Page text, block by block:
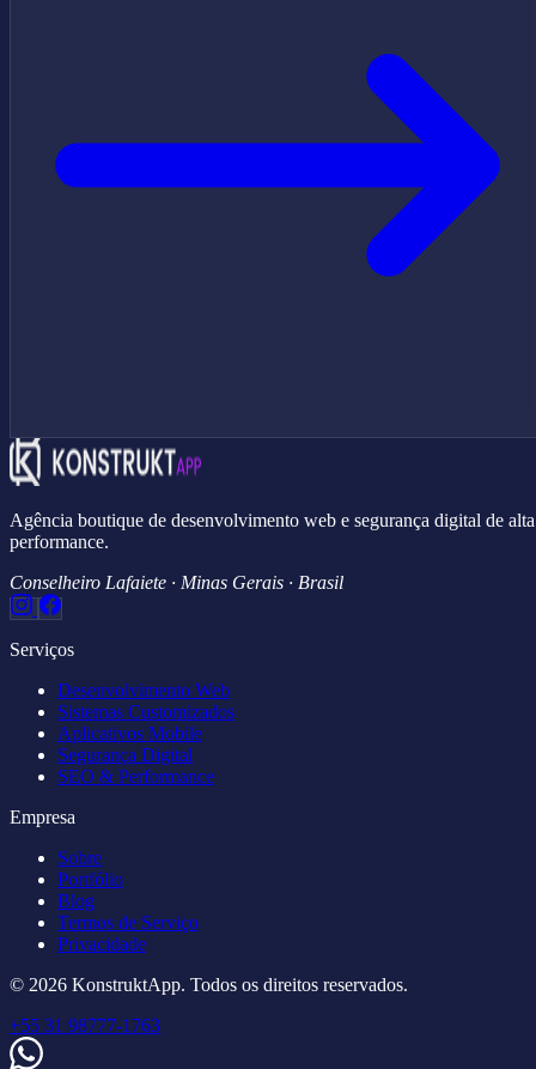
Agência boutique de desenvolvimento web e segurança digital de alta
performance.
Conselheiro Lafaiete · Minas Gerais · Brasil
Serviços
Desenvolvimento Web
Sistemas Customizados
Aplicativos Mobile
Segurança Digital
SEO & Performance
Empresa
Sobre
Portfólio
Blog
Termos de Serviço
Privacidade
© 2026 KonstruktApp. Todos os direitos reservados.
+55 31 98777-1763